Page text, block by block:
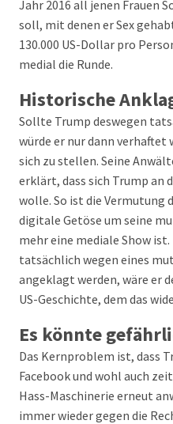
Jahr 2016 all jenen Frauen
soll, mit denen er Sex
130.000 US-Dollar pro
medial die Runde.
Historische
Sollte Trump deswegen
würde er nur dann verhaftet
sich zu stellen. Seine
erklärt, dass sich Trump an
wolle. So ist die Vermutung
digitale Getöse um seine
mehr eine mediale Show
tatsächlich wegen eines
angeklagt werden, wäre er
US-Geschichte, dem das
Es könnte
Das Kernproblem ist, dass
Facebook und wohl auch
Hass-Maschinerie erneut
immer wieder gegen die